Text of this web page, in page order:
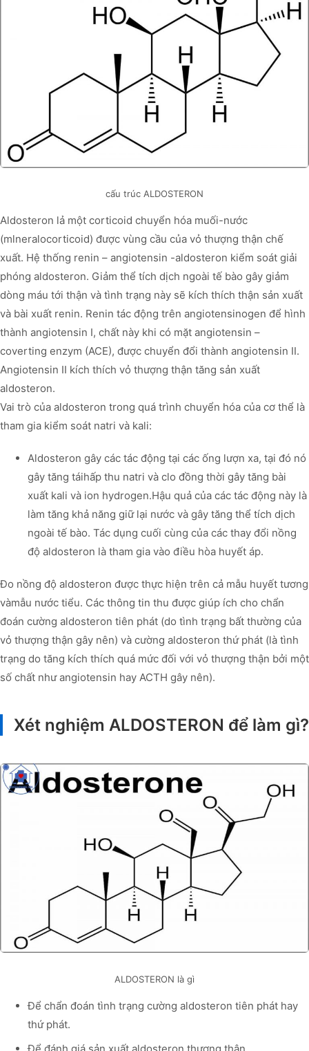
cấu trúc ALDOSTERON
Aldosteron lả một corticoid chuyển hóa muối-nước
(mlneralocorticoid) được vùng cầu của vỏ thượng thận chế
xuất. Hệ thống renin – angiotensin -aldosteron kiểm soát giải
phóng aldosteron. Giảm thể tích dịch ngoài tế bào gây giảm
dòng máu tới thận và tình trạng này sẽ kích thích thận sản xuất
và bài xuất renin. Renin tác động trên angiotensinogen để hình
thành angiotensin I, chất này khi có mặt angiotensin –
coverting enzym (ACE), được chuyển đổi thành angiotensin II.
Angiotensin II kích thích vỏ thượng thận tăng sản xuất
aldosteron.
Vai trò của aldosteron trong quá trình chuyển hóa của cơ thể là
tham gia kiểm soát natri và kali:
Aldosteron gây các tác động tại các ống lượn xa, tại đó nó
gây tăng táihấp thu natri và clo đồng thời gây tăng bài
xuất kali và ion hydrogen.Hậu quả của các tác động này là
làm tăng khả năng giữ lại nước và gây tăng thể tích dịch
ngoài tế bào. Tác dụng cuối cùng của các thay đổi nồng
độ aldosteron là tham gia vào điều hòa huyết áp.
Đo nồng độ aldosteron được thực hiện trên cả mẫu huyết tương
vàmẫu nước tiểu. Các thông tin thu được giúp ích cho chẩn
đoán cường aldosteron tiên phát (do tình trạng bất thường của
vỏ thượng thận gây nên) và cường aldosteron thứ phát (là tình
trạng do tăng kích thích quá mức đối với vỏ thượng thận bởi một
số chất như angiotensin hay ACTH gây nên).
Xét nghiệm ALDOSTERON để làm gì?
ALDOSTERON là gì
Để chẩn đoán tình trạng cường aldosteron tiên phát hay
thứ phát.